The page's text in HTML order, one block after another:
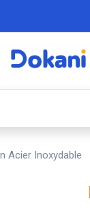
Acier Inoxydable